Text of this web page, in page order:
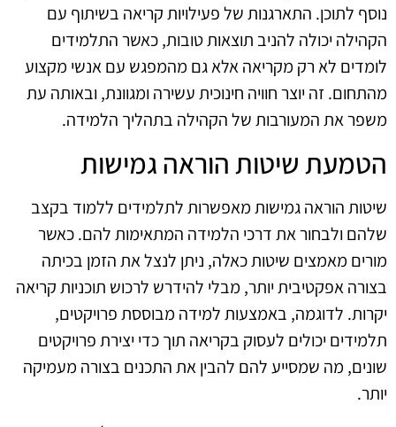
נוסף לתוכן. התארגנות של פעילויות קריאה בשיתוף עם
הקהילה יכולה להניב תוצאות טובות, כאשר התלמידים
לומדים לא רק מקריאה אלא גם מהמפגש עם אנשי מקצוע
מהתחום. זה יוצר חוויה חינוכית עשירה ומגוונת, ובאותה עת
משפר את המעורבות של הקהילה בתהליך הלמידה.
הטמעת שיטות הוראה גמישות
שיטות הוראה גמישות מאפשרות לתלמידים ללמוד בקצב
שלהם ולבחור את דרכי הלמידה המתאימות להם. כאשר
מורים מאמצים שיטות כאלה, ניתן לנצל את הזמן בכיתה
בצורה אפקטיבית יותר, מבלי להידרש לרכוש תוכניות קריאה
יקרות. לדוגמה, באמצעות למידה מבוססת פרויקטים,
תלמידים יכולים לעסוק בקריאה תוך כדי יצירת פרויקטים
שונים, מה שמסייע להם להבין את התכנים בצורה מעמיקה
יותר.